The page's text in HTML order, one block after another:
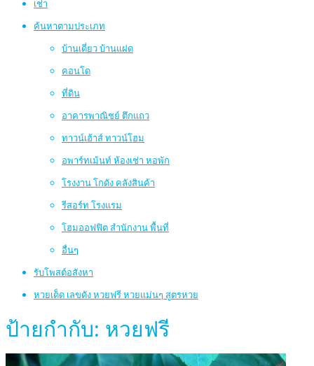
เช่า
ค้นหาตามประเภท
บ้านเดี่ยว บ้านแฝด
คอนโด
ที่ดิน
อาคารพาณิชย์ ตึกแถว
ทาวน์เฮ้าส์ ทาวน์โฮม
อพาร์ทเม้นท์ ห้องเช่า หอพัก
โรงงาน โกดัง คลังสินค้า
รีสอร์ท โรงแรม
โฮมออฟฟิต สำนักงาน พื้นที่
อื่นๆ
รับโพสต์อสังหา
หวยเด็ด เลขดัง หวยฟรี หวยแม่นๆ สูตรหวย
ป้ายกำกับ: หวยฟรี